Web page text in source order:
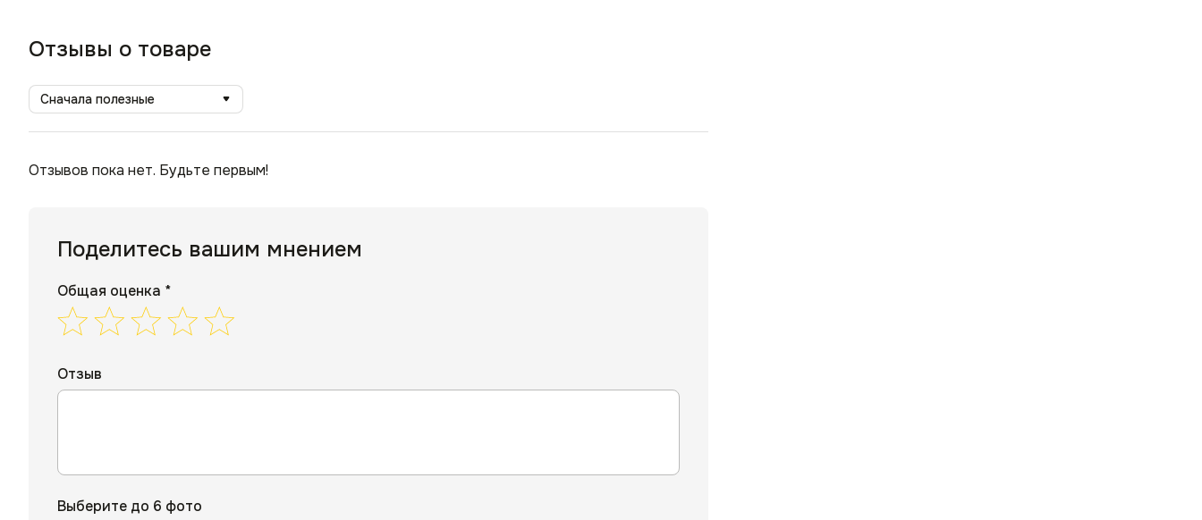
Отзывы о товаре
Сначала полезные
Отзывов пока нет. Будьте первым!
Поделитесь вашим мнением
Общая оценка *
Отзыв
Выберите до 6 фото